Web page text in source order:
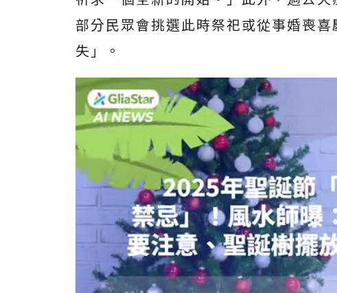
部分民眾會挑選此時祭祀或從事婚喪
失」。